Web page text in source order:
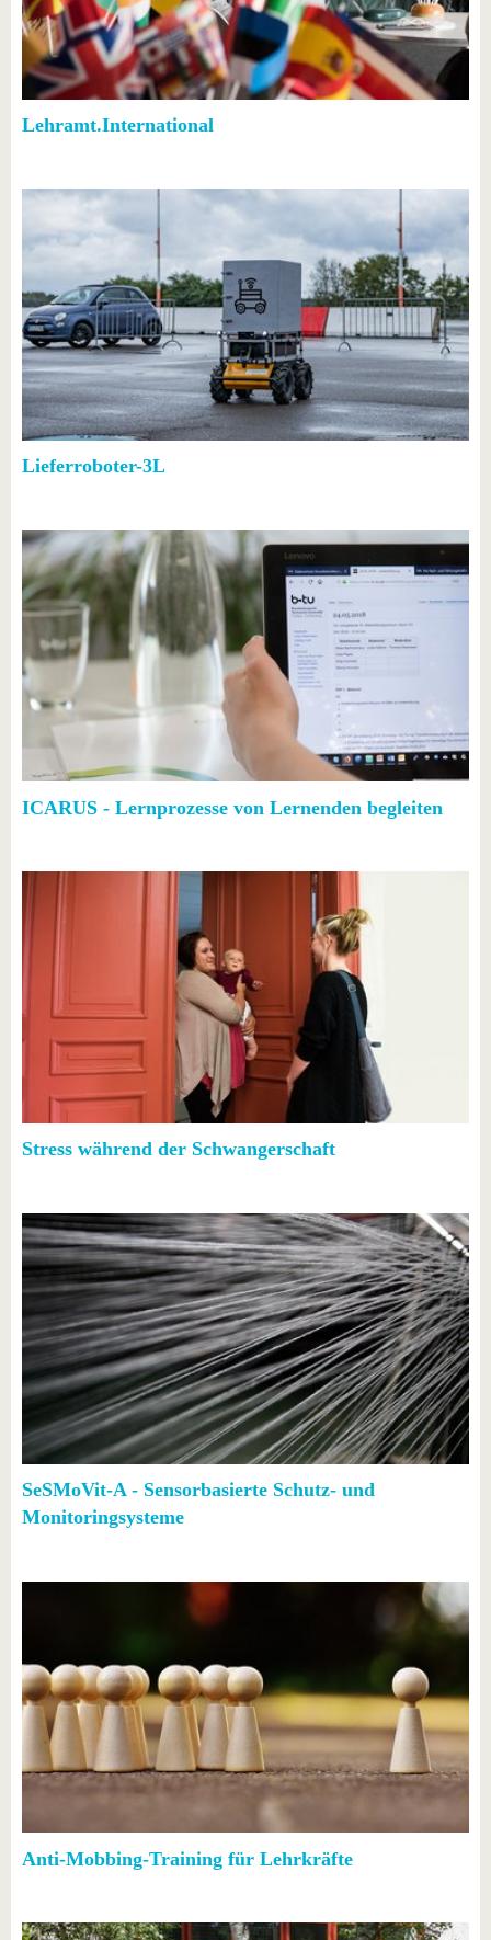
Lehramt.International
Lieferroboter-3L
ICARUS - Lernprozesse von Lernenden begleiten
Stress während der Schwangerschaft
SeSMoVit-A - Sensorbasierte Schutz- und
Monitoringsysteme
Anti-Mobbing-Training für Lehrkräfte